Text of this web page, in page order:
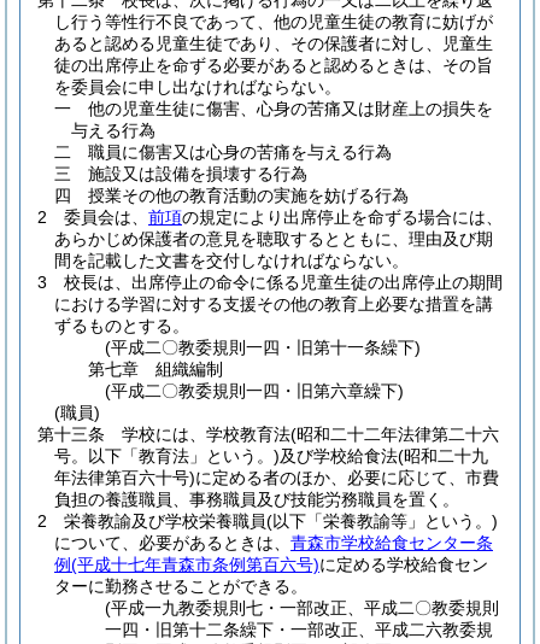
し行う等性行不良であって、他の児童生徒の教育に妨げが
あると認める児童生徒であり、その保護者に対し、児童生
徒の出席停止を命ずる必要があると認めるときは、その旨
を委員会に申し出なければならない。
一
他の児童生徒に傷害、心身の苦痛又は財産上の損失を
与える行為
二
職員に傷害又は心身の苦痛を与える行為
三
施設又は設備を損壊する行為
四
授業その他の教育活動の実施を妨げる行為
2
委員会は、 前項の規定により出席停止を命ずる場合には、
あらかじめ保護者の意見を聴取するとともに、理由及び期
間を記載した文書を交付しなければならない。
3
校長は、出席停止の命令に係る児童生徒の出席停止の期間
における学習に対する支援その他の教育上必要な措置を講
ずるものとする。
(平成二〇教委規則一四・旧第十一条繰下)
第七章
組織編制
(平成二〇教委規則一四・旧第六章繰下)
(職員)
第十三条
学校には、学校教育法(昭和二十二年法律第二十六
号。以下「教育法」という。)及び学校給食法(昭和二十九
年法律第百六十号)に定める者のほか、必要に応じて、市費
負担の養護職員、事務職員及び技能労務職員を置く。
2
栄養教諭及び学校栄養職員(以下「栄養教諭等」という。)
について、必要があるときは、 青森市学校給食センター条
例(平成十七年青森市条例第百六号)に定める学校給食セン
ターに勤務させることができる。
(平成一九教委規則七・一部改正、平成二〇教委規則
一四・旧第十二条繰下・一部改正、平成二六教委規